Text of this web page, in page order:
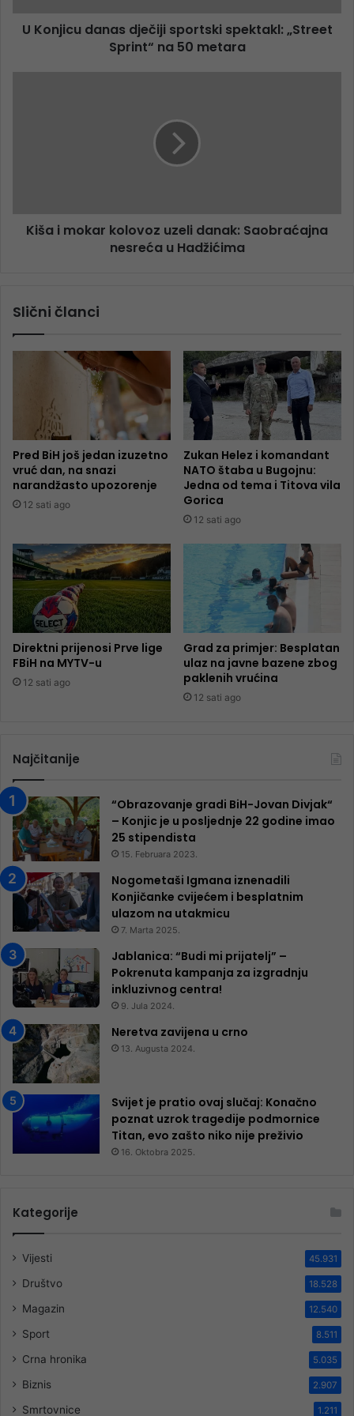
U Konjicu danas dječiji sportski spektakl: „Street
Sprint“ na 50 metara
Kiša i mokar kolovoz uzeli danak: Saobraćajna
nesreća u Hadžićima
Slični članci
Pred BiH još jedan izuzetno
vruć dan, na snazi
narandžasto upozorenje
12 sati ago
Zukan Helez i komandant
NATO štaba u Bugojnu:
Jedna od tema i Titova vila
Gorica
12 sati ago
Direktni prijenosi Prve lige
FBiH na MYTV-u
12 sati ago
Grad za primjer: Besplatan
ulaz na javne bazene zbog
paklenih vrućina
12 sati ago
Najčitanije
“Obrazovanje gradi BiH-Jovan Divjak“
– Konjic je u posljednje 22 godine imao
25 ​​stipendista
15. Februara 2023.
Nogometaši Igmana iznenadili
Konjičanke cvijećem i besplatnim
ulazom na utakmicu
7. Marta 2025.
Jablanica: “Budi mi prijatelj” –
Pokrenuta kampanja za izgradnju
inkluzivnog centra!
9. Jula 2024.
Neretva zavijena u crno
13. Augusta 2024.
Svijet je pratio ovaj slučaj: Konačno
poznat uzrok tragedije podmornice
Titan, evo zašto niko nije preživio
16. Oktobra 2025.
Kategorije
Vijesti 45.931
Društvo 18.528
Magazin 12.540
Sport 8.511
Crna hronika 5.035
Biznis 2.907
Smrtovnice 1.211